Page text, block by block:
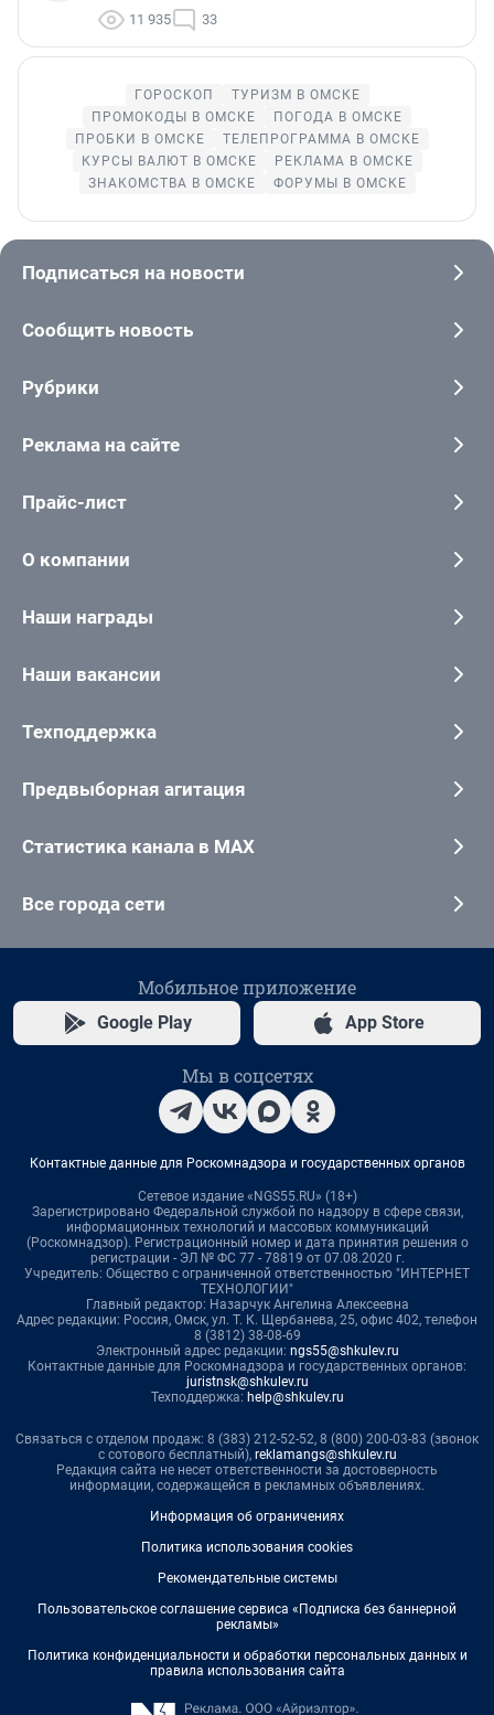
11 935 33
ГОРОСКОП
ТУРИЗМ В ОМСКЕ
ПРОМОКОДЫ В ОМСКЕ
ПОГОДА В ОМСКЕ
ПРОБКИ В ОМСКЕ
ТЕЛЕПРОГРАММА В ОМСКЕ
КУРСЫ ВАЛЮТ В ОМСКЕ
РЕКЛАМА В ОМСКЕ
ЗНАКОМСТВА В ОМСКЕ
ФОРУМЫ В ОМСКЕ
Подписаться на новости
Сообщить новость
Рубрики
Реклама на сайте
Прайс-лист
О компании
Наши награды
Наши вакансии
Техподдержка
Предвыборная агитация
Статистика канала в MAX
Все города сети
Мобильное приложение
Google Play App Store
Мы в соцсетях
Контактные данные для Роскомнадзора и государственных органов
Сетевое издание «NGS55.RU» (18+)
Зарегистрировано Федеральной службой по надзору в сфере связи,
информационных технологий и массовых коммуникаций
(Роскомнадзор). Регистрационный номер и дата принятия решения о
регистрации - ЭЛ № ФС 77 - 78819 от 07.08.2020 г.
Учредитель: Общество с ограниченной ответственностью "ИНТЕРНЕТ
ТЕХНОЛОГИИ"
Главный редактор: Назарчук Ангелина Алексеевна
Адрес редакции: Россия, Омск, ул. Т. К. Щербанева, 25, офис 402, телефон
8 (3812) 38-08-69
Электронный адрес редакции: ngs55@shkulev.ru
Контактные данные для Роскомнадзора и государственных органов:
juristnsk@shkulev.ru
Техподдержка: help@shkulev.ru
Связаться с отделом продаж: 8 (383) 212-52-52, 8 (800) 200-03-83 (звонок
с сотового бесплатный), reklamangs@shkulev.ru
Редакция сайта не несет ответственности за достоверность
информации, содержащейся в рекламных объявлениях.
Информация об ограничениях
Политика использования cookies
Рекомендательные системы
Пользовательское соглашение сервиса «Подписка без баннерной
рекламы»
Политика конфиденциальности и обработки персональных данных и
правила использования сайта